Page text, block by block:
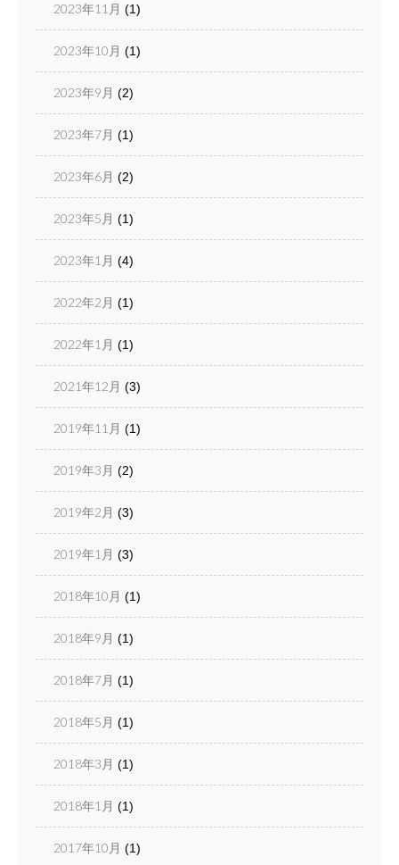
2023年11月 (1)
2023年10月 (1)
2023年9月 (2)
2023年7月 (1)
2023年6月 (2)
2023年5月 (1)
2023年1月 (4)
2022年2月 (1)
2022年1月 (1)
2021年12月 (3)
2019年11月 (1)
2019年3月 (2)
2019年2月 (3)
2019年1月 (3)
2018年10月 (1)
2018年9月 (1)
2018年7月 (1)
2018年5月 (1)
2018年3月 (1)
2018年1月 (1)
2017年10月 (1)